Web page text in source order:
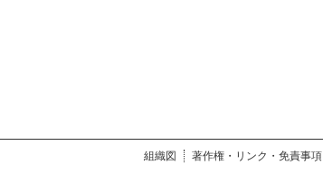
組織図 著作権・リンク・免責事項